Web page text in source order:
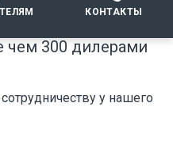
КОНТАКТЫ
чем 300 дилерами
у нашего